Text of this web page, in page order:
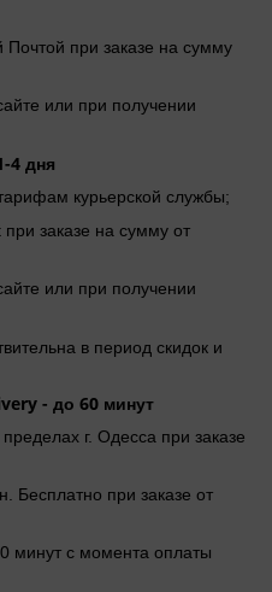
Почтой при заказе на сумму
или при получении
4 дня
курьерской службы;
заказе на сумму от
или при получении
в период скидок и
- до 60 минут
г. Одесса при заказе
Бесплатно при заказе от
минут с момента оплаты